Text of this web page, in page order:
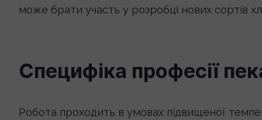
може брати участь у розробці нових сортів
Специфіка професії
Робота проходить в умовах підвищеної